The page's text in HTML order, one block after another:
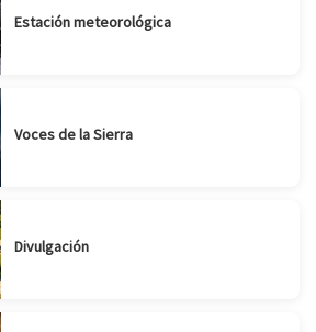
Estación meteorológica
Voces de la Sierra
Divulgación